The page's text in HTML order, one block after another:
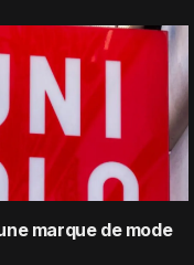
marque de mode